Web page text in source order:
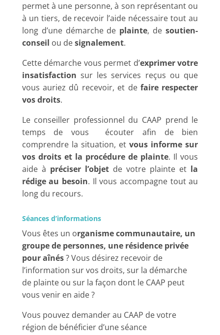
permet à une personne, à son représentant ou
à un tiers, de recevoir l’aide nécessaire tout au
long d’une démarche de plainte, desoutien-
conseil ou designalement.
Cette démarche vous permet d’exprimer votre
insatisfaction sur les services reçus ou que
vous auriez dû recevoir, et de faire respecter
vos droits.
Le conseiller professionnel du CAAP prend le
temps de vous écouter afin de bien
comprendre la situation, etvous informe sur
vos droits et la procédure de plainte. Il vous
aide à préciser l’objetde votre plainte et la
rédige au besoin. Il vous accompagne tout au
long du recours.
Séances d’informations
Vous êtes un organisme communautaire, un
groupe de personnes, une résidence privée
pour aînés? Vous désirez recevoir de
l’information sur vos droits, sur la démarche
de plainte ou sur la façon dont le CAAP peut
vous venir en aide ?
Vous pouvez demander au CAAP de votre
région de bénéficier d’une séance